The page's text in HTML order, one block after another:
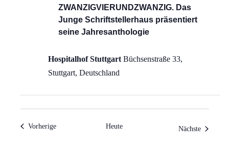
ZWANZIGVIERUNDZWANZIG. Das
Junge Schriftstellerhaus präsentiert
seine Jahresanthologie
Hospitalhof Stuttgart Büchsenstraße 33,
Stuttgart, Deutschland
VorherigeVeranstaltungen Heute Nächste